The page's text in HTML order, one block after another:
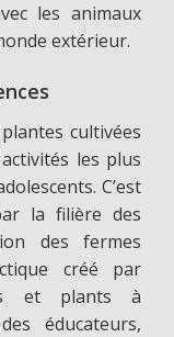
les animaux
extérieur.
cultivées
les plus
C’est
la filière des
des fermes
créé par
et plants à
éducateurs,